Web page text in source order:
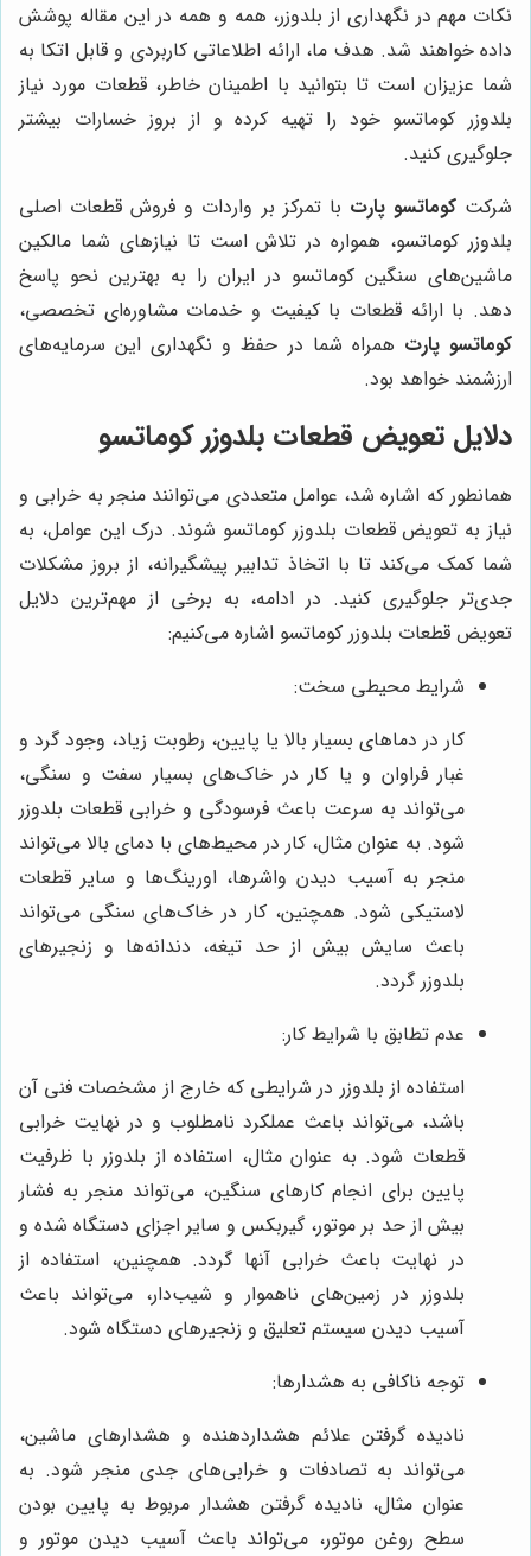
نکات مهم در نگهداری از بلدوزر، همه و همه در این مقاله پوشش
داده خواهند شد. هدف ما، ارائه اطلاعاتی کاربردی و قابل اتکا به
شما عزیزان است تا بتوانید با اطمینان خاطر، قطعات مورد نیاز
بلدوزر کوماتسو خود را تهیه کرده و از بروز خسارات بیشتر
جلوگیری کنید.
شرکتکوماتسو پارت با تمرکز بر واردات و فروش قطعات اصلی
بلدوزر کوماتسو، همواره در تلاش است تا نیازهای شما مالکین
ماشین‌های سنگین کوماتسو در ایران را به بهترین نحو پاسخ
دهد. با ارائه قطعات با کیفیت و خدمات مشاوره‌ای تخصصی،
کوماتسو پارت همراه شما در حفظ و نگهداری این سرمایه‌های
ارزشمند خواهد بود.
دلایل تعویض قطعات بلدوزر کوماتسو
همانطور که اشاره شد، عوامل متعددی می‌توانند منجر به خرابی و
نیاز به تعویض قطعات بلدوزر کوماتسو شوند. درک این عوامل، به
شما کمک می‌کند تا با اتخاذ تدابیر پیشگیرانه، از بروز مشکلات
جدی‌تر جلوگیری کنید. در ادامه، به برخی از مهم‌ترین دلایل
تعویض قطعات بلدوزر کوماتسو اشاره می‌کنیم:
شرایط محیطی سخت:
کار در دماهای بسیار بالا یا پایین، رطوبت زیاد، وجود گرد و
غبار فراوان و یا کار در خاک‌های بسیار سفت و سنگی،
می‌تواند به سرعت باعث فرسودگی و خرابی قطعات بلدوزر
شود. به عنوان مثال، کار در محیط‌های با دمای بالا می‌تواند
منجر به آسیب دیدن واشرها، اورینگ‌ها و سایر قطعات
لاستیکی شود. همچنین، کار در خاک‌های سنگی می‌تواند
باعث سایش بیش از حد تیغه، دندانه‌ها و زنجیرهای
بلدوزر گردد.
عدم تطابق با شرایط کار:
استفاده از بلدوزر در شرایطی که خارج از مشخصات فنی آن
باشد، می‌تواند باعث عملکرد نامطلوب و در نهایت خرابی
قطعات شود. به عنوان مثال، استفاده از بلدوزر با ظرفیت
پایین برای انجام کارهای سنگین، می‌تواند منجر به فشار
بیش از حد بر موتور، گیربکس و سایر اجزای دستگاه شده و
در نهایت باعث خرابی آنها گردد. همچنین، استفاده از
بلدوزر در زمین‌های ناهموار و شیب‌دار، می‌تواند باعث
آسیب دیدن سیستم تعلیق و زنجیرهای دستگاه شود.
توجه ناکافی به هشدارها:
نادیده گرفتن علائم هشداردهنده و هشدارهای ماشین،
می‌تواند به تصادفات و خرابی‌های جدی منجر شود. به
عنوان مثال، نادیده گرفتن هشدار مربوط به پایین بودن
سطح روغن موتور، می‌تواند باعث آسیب دیدن موتور و